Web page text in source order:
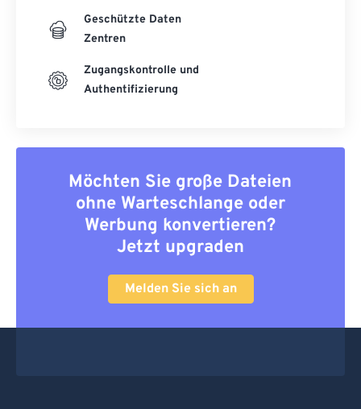
Geschützte Daten
Zentren
Zugangskontrolle und
Authentifizierung
Möchten Sie große Dateien
ohne Warteschlange oder
Werbung konvertieren?
Jetzt upgraden
Melden Sie sich an